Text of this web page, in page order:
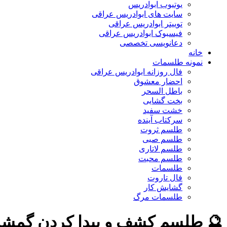
یوتیوب ابوادریس
سایت های ابوادریس عراقی
توییتر ابوادریس عراقی
فیسبوک ابوادریس عراقی
دعانویسی تخصصی
خانه
نمونه طلسمات
فال روزانه ابوادریس عراقی
احضار معشوق
باطل السحر
بخت گشایی
خشت سفید
سرکتاب آینده
طلسم ثروت
طلسم صبی
طلسم لاتاری
طلسم محبت
طلسمات
فال تاروت
گشایش کار
طلسمات مرگ
🔮 طلسم کشف و پیدا کردن